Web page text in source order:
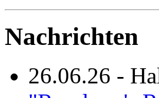
Nachrichten
26.06.26 -